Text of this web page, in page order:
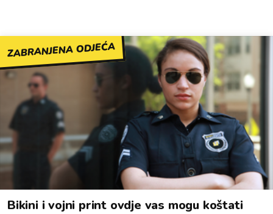
ZABRANJENA ODJEĆA
Bikini i vojni print ovdje vas mogu koštati